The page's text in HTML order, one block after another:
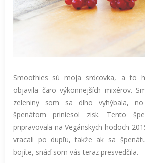
Smoothies sú moja srdcovka, a to
objavila čaro výkonnejších mixérov.
zeleniny som sa dlho vyhýbala,
špenátom priniesol zisk. Tento
pripravovala na Vegánskych hodoch
vracali po dupľu, takže ak sa
bojíte, snáď som vás teraz presvedčila.